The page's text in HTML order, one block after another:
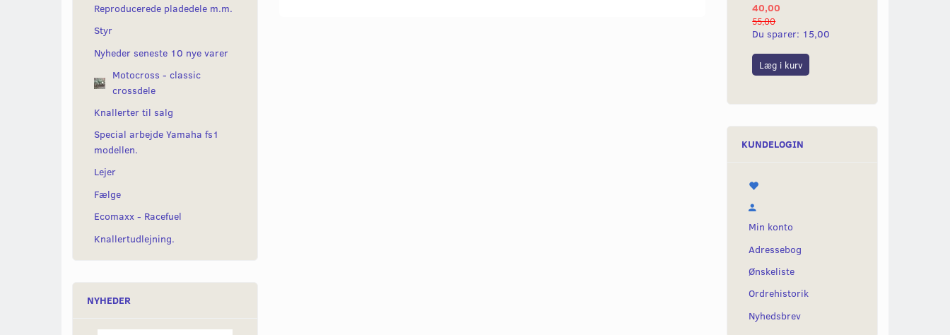
Reproducerede pladedele m.m.
Styr
Nyheder seneste 10 nye varer
Motocross - classic
crossdele
Knallerter til salg
Special arbejde Yamaha fs1
modellen.
Lejer
Fælge
Ecomaxx - Racefuel
Knallertudlejning.
NYHEDER
40,00
55,00
Du sparer: 15,00
Læg i kurv
KUNDELOGIN
Min konto
Adressebog
Ønskeliste
Ordrehistorik
Nyhedsbrev